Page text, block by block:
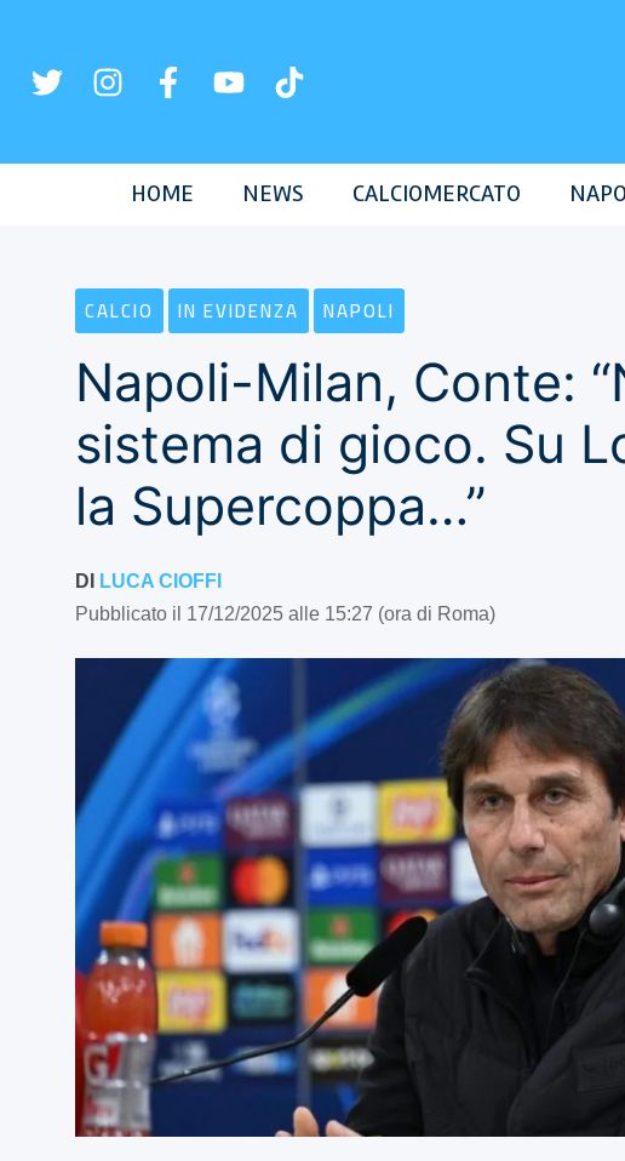
contenuto
HOME NEWS CALCIOMERCATO
CALCIO IN EVIDENZA NAPOLI
Napoli-Milan, Conte:
sistema di gioco. Su
la Supercoppa…”
DI
LUCA CIOFFI
Pubblicato il 17/12/2025 alle 15:27 (ora di Roma)